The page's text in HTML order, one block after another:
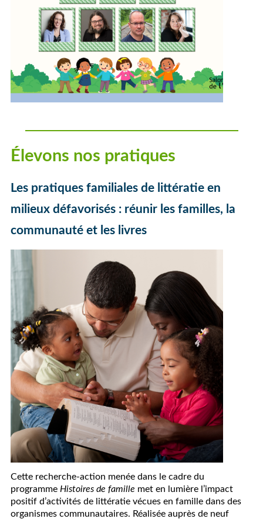
Élevons nos pratiques
Les pratiques familiales de littératie en
milieux défavorisés : réunir les familles, la
communauté et les livres
Cette recherche-action menée dans le cadre du
programme Histoires de famille met en lumière l’impact
positif d’activités de littératie vécues en famille dans des
organismes communautaires. Réalisée auprès de neuf